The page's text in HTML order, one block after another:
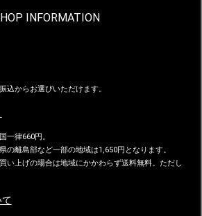
INFORMATION
込からお選びいただけます。
一律660円。
の離島部など一部の地域は1,650円となります。
い上げの場合は地域にかかわらず送料無料。ただし